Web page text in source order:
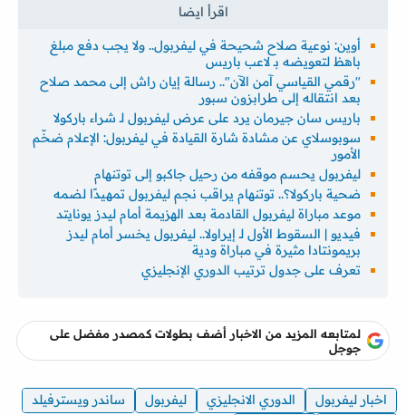
أوين: نوعية صلاح شحيحة في ليفربول.. ولا يجب دفع مبلغ
باهظ لتعويضه بـ لاعب باريس
"رقمي القياسي آمن الآن".. رسالة إيان راش إلى محمد صلاح
بعد انتقاله إلى طرابزون سبور
باريس سان جيرمان يرد على عرض ليفربول لـ شراء باركولا
سوبوسلاي عن مشادة شارة القيادة في ليفربول: الإعلام ضخّم
الأمور
ليفربول يحسم موقفه من رحيل جاكبو إلى توتنهام
ضحية باركولا؟.. توتنهام يراقب نجم ليفربول تمهيدًا لضمه
موعد مباراة ليفربول القادمة بعد الهزيمة أمام ليدز يونايتد
فيديو | السقوط الأول لـ إيراولا.. ليفربول يخسر أمام ليدز
بريمونتادا مثيرة في مباراة ودية
تعرف على جدول ترتيب الدوري الإنجليزي
لمتابعه المزيد من الاخبار أضف بطولات كمصدر مفضل على
جوجل
اخبار ليفربول الدوري الانجليزي ليفربول
ساندر ويسترفيلد